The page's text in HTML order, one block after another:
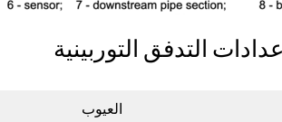
التدفق التوربينية
العيوب